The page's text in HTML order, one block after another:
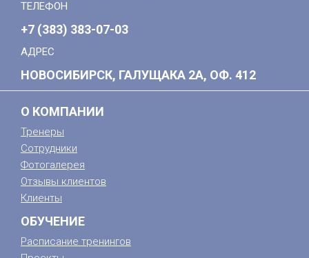
ТЕЛЕФОН
+7 (383) 383-07-03
АДРЕС
НОВОСИБИРСК, ГАЛУЩАКА 2А, ОФ. 412
О КОМПАНИИ
Тренеры
Сотрудники
Фотогалерея
Отзывы клиентов
Клиенты
ОБУЧЕНИЕ
Расписание тренингов